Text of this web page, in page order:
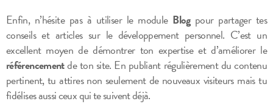
Enfin, n’hésite pas à utiliser le module Blogpour partager tes
conseils et articles sur le développement personnel. C’est un
excellent moyen de démontrer ton expertise et d’améliorer le
référencementde ton site. En publiant régulièrement du contenu
pertinent, tu attires non seulement de nouveaux visiteurs mais tu
fidélises aussi ceux qui te suivent déjà.